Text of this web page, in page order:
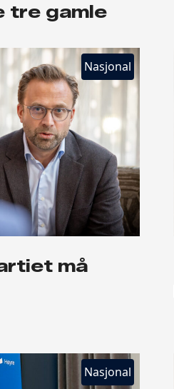
tre gamle
Nasjonal
må
Nasjonal